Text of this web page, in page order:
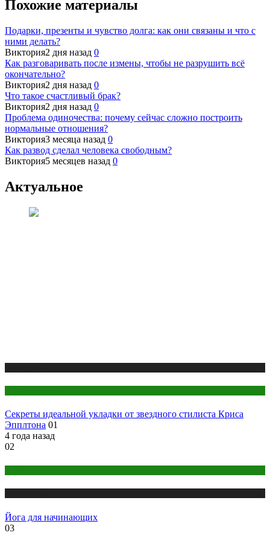
Похожие материалы
Подарки, презенты и чувство долга: как они связаны и что с
ними делать?
Виктория2 дня назад 0
Как разговаривать после измены, чтобы не разрушить всё
окончательно?
Виктория2 дня назад 0
Что такое счастливый брак?
Виктория2 дня назад 0
Проблема одиночества: почему сейчас сложно построить
нормальные отношения?
Виктория3 месяца назад 0
Как развод сделал человека свободным?
Виктория5 месяцев назад 0
Актуальное
Секреты идеальной укладки от звездного стилиста Криса
Эпплтона 01
4 года назад
02
Йога для начинающих
03